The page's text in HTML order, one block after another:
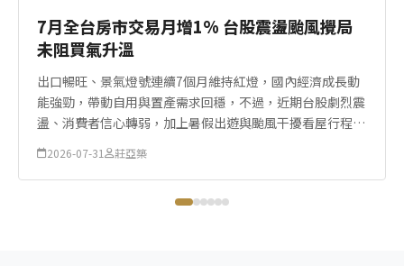
7月全台房市交易月增1% 台股震盪颱風攪局
未阻買氣升溫
出口暢旺、景氣燈號連續7個月維持紅燈，國內經濟成長動
能強勁，帶動自用與置產需求回穩，不過，近期台股劇烈震
盪、消費者信心轉弱，加上暑假出遊與颱風干擾看屋行程等
因素影響，7月全台房市交易量僅呈現微幅增長。
2026-07-31 莊亞築